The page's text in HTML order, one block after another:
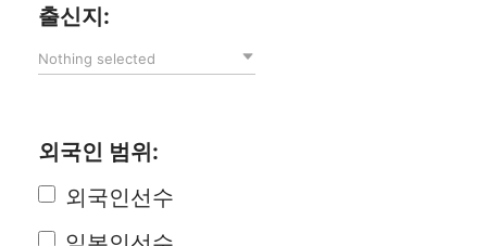
출신지:
Nothing selected
외국인 범위:
외국인선수